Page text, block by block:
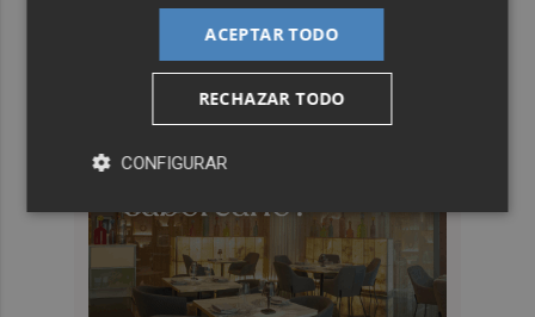
ACEPTAR TODO
RECHAZAR TODO
CONFIGURAR